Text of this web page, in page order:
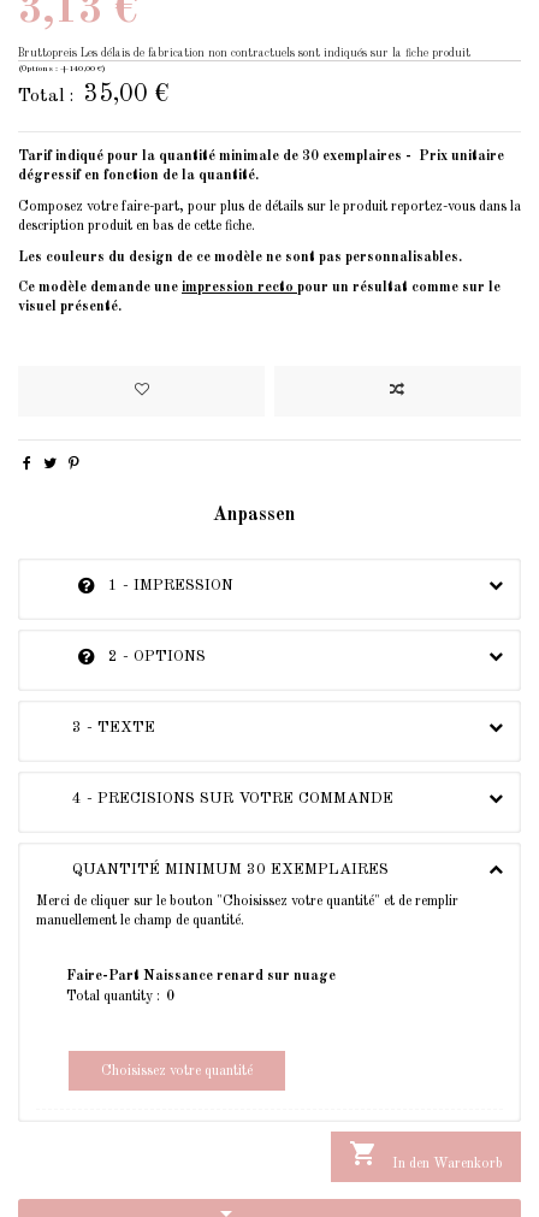
3,13 €
Bruttopreis Les délais de fabrication non contractuels sont indiqués sur la fiche produit
(Options : +140,00 €)
Total : 35,00 €
Tarif indiqué pour la quantité minimale de 30 exemplaires - Prix unitaire
dégressif en fonction de la quantité.
Composez votre faire-part, pour plus de détails sur le produit reportez-vous dans la
description produit en bas de cette fiche.
Les couleurs du design de ce modèle ne sont pas personnalisables.
Ce modèle demande une impression recto pour un résultat comme sur le
visuel présenté.
Anpassen
1 - IMPRESSION
2 - OPTIONS
3 - TEXTE
4 - PRECISIONS SUR VOTRE COMMANDE
QUANTITÉ MINIMUM 30 EXEMPLAIRES
Merci de cliquer sur le bouton "Choisissez votre quantité" et de remplir
manuellement le champ de quantité.
Faire-Part Naissance renard sur nuage
Total quantity :
Choisissez votre quantité
 In den Warenkorb